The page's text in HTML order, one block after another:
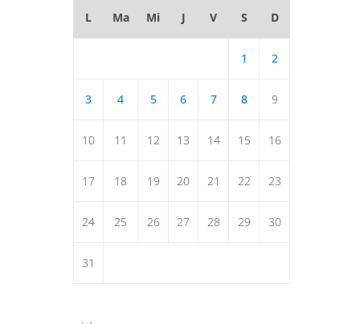
L Ma Mi J V S D
1 2
3 4 5 6 7 8 9
10 11 12 13 14 15 16
17 18 19 20 21 22 23
24 25 26 27 28 29 30
31